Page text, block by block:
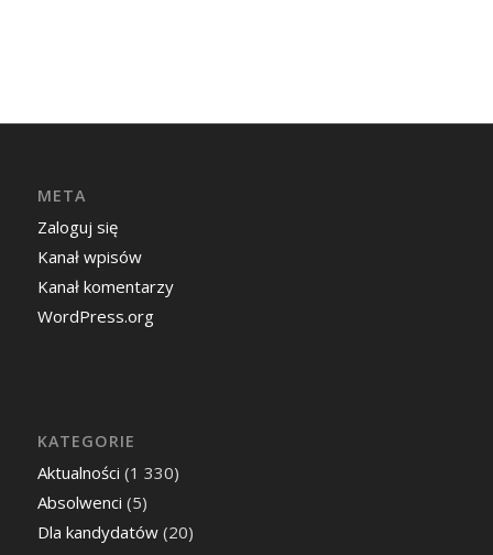
META
Zaloguj się
Kanał wpisów
Kanał komentarzy
WordPress.org
KATEGORIE
Aktualności (1 330)
Absolwenci (5)
Dla kandydatów(20)